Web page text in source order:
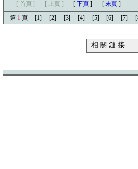
[ 首頁 ] [ 上頁 ] [ 下頁 ] [ 末頁 ]
第 1 頁 [1] [2] [3] [4] [5] [6] [7]
相 關 鏈 接